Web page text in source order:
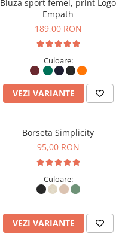
Bluza sport femei, print Logo
Empath
189,00 RON
Culoare:
VEZI VARIANTE
Borseta Simplicity
95,00 RON
Culoare:
VEZI VARIANTE